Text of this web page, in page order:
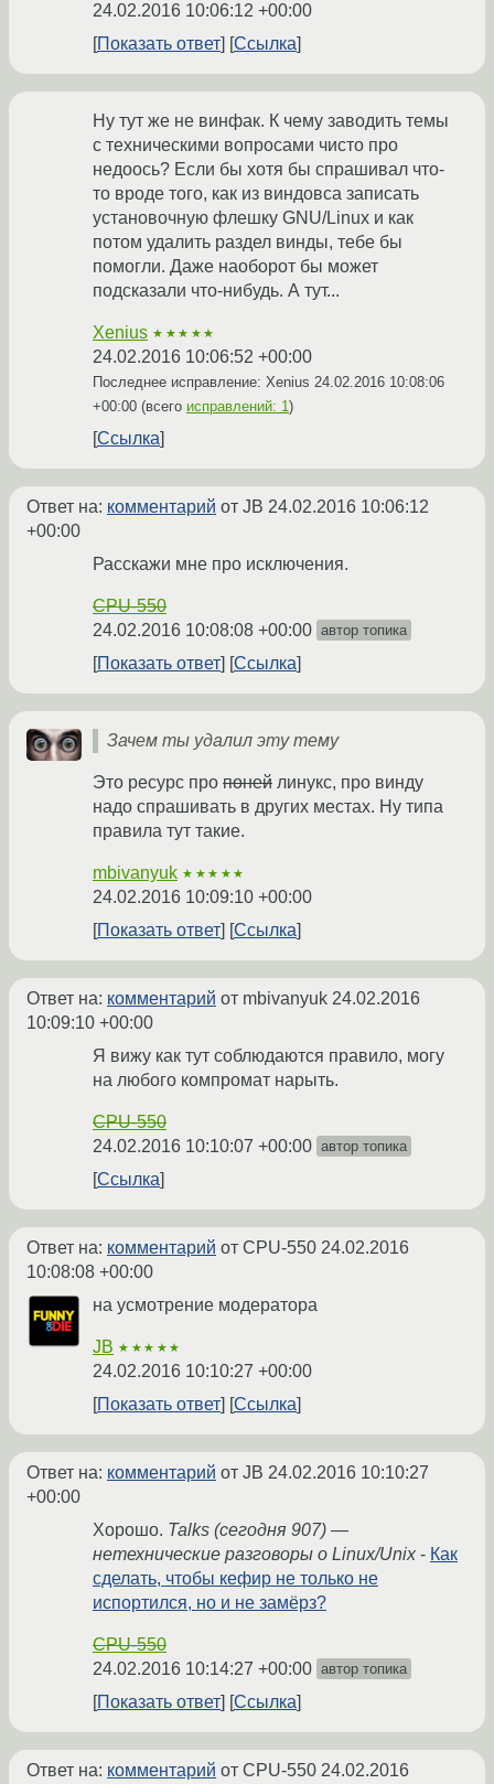
24.02.2016 10:06:12 +00:00
Показать ответ
Ссылка
Ну тут же не винфак. К чему заводить темы
с техническими вопросами чисто про
недоось? Если бы хотя бы спрашивал что-
то вроде того, как из виндовса записать
установочную флешку GNU/Linux и как
потом удалить раздел винды, тебе бы
помогли. Даже наоборот бы может
подсказали что-нибудь. А тут...
Xenius ★★★★★
24.02.2016 10:06:52 +00:00
Последнее исправление: Xenius 24.02.2016 10:08:06
+00:00 (всего исправлений: 1)
Ссылка
Ответ на: комментарий от JB 24.02.2016 10:06:12
+00:00
Расскажи мне про исключения.
CPU-550
24.02.2016 10:08:08 +00:00 автор топика
Показать ответ Ссылка
Зачем ты удалил эту тему
Это ресурс про поней линукс, про винду
надо спрашивать в других местах. Ну типа
правила тут такие.
mbivanyuk ★★★★★
24.02.2016 10:09:10 +00:00
Показать ответ
Ссылка
Ответ на: комментарий от mbivanyuk 24.02.2016
10:09:10 +00:00
Я вижу как тут соблюдаются правило, могу
на любого компромат нарыть.
CPU-550
24.02.2016 10:10:07 +00:00 автор топика
Ссылка
Ответ на: комментарий от CPU-550 24.02.2016
10:08:08 +00:00
на усмотрение модератора
JB ★★★★★
24.02.2016 10:10:27 +00:00
Показать ответ
Ссылка
Ответ на: комментарий от JB 24.02.2016 10:10:27
+00:00
Хорошо. Talks (сегодня 907) —
нетехнические разговоры о Linux/Unix- Как
сделать, чтобы кефир не только не
испортился, но и не замёрз?
CPU-550
24.02.2016 10:14:27 +00:00 автор топика
Показать ответ Ссылка
Ответ на: комментарий от CPU-550 24.02.2016